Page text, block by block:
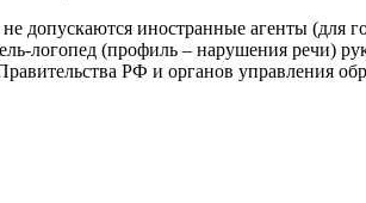
допускаются иностранные агенты
логопед (профиль – нарушения речи)
РФ и органов управления